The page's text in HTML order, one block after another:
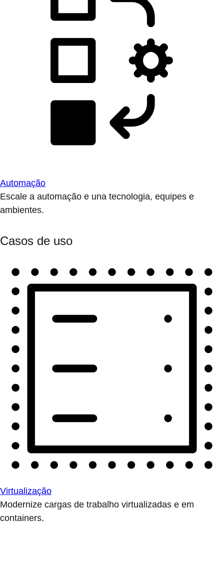
Automação
Escale a automação e una tecnologia, equipes e
ambientes.
Casos de uso
Virtualização
Modernize cargas de trabalho virtualizadas e em
containers.